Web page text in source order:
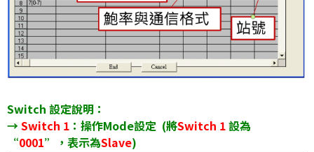
Switch 設定說明：
→Switch 1 ：操作Mode設定 (將Switch 1設為
“0001”，表示為Slave)